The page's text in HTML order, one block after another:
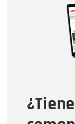
Correo
Tipo de
Mensaje